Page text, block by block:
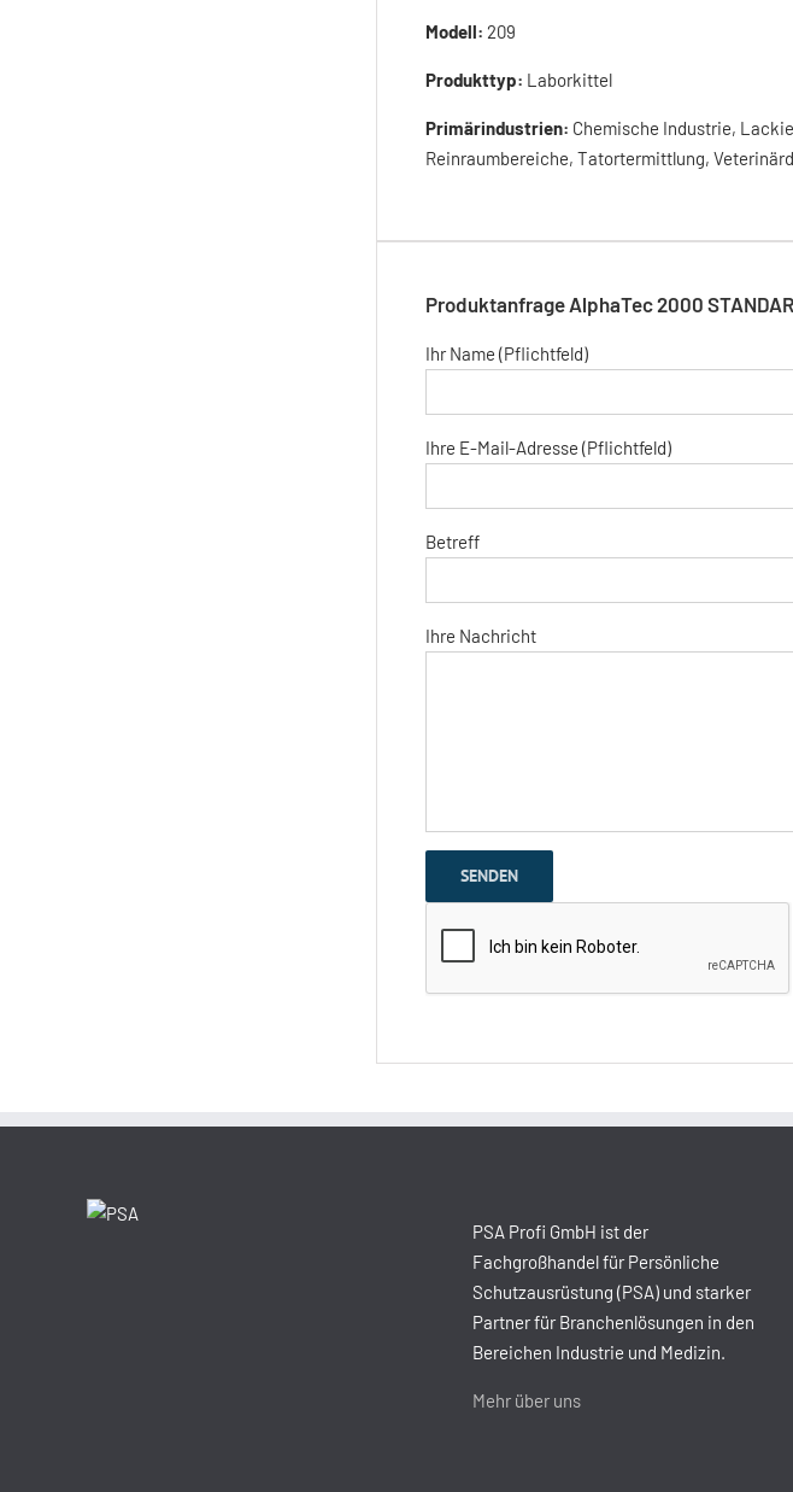
Modell: 209
Produkttyp: Laborkittel
Primärindustrien: Chemische Industrie,
Reinraumbereiche, Tatortermittlung,
Produktanfrage AlphaTec 2000
Ihr Name (Pflichtfeld)
Ihre E-Mail-Adresse (Pflichtfeld)
Betreff
Ihre Nachricht
PSA Profi GmbH ist der
Fachgroßhandel für Persönliche
Schutzausrüstung (PSA) und starker
Partner für Branchenlösungen in den
Bereichen Industrie und Medizin.
Mehr über uns